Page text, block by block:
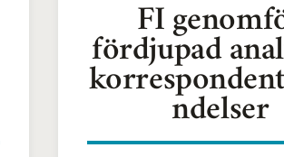
FI
fördjupad
ndelser